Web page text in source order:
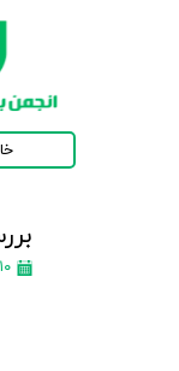
۱۰ اردیبهشت ۱۴۰۳